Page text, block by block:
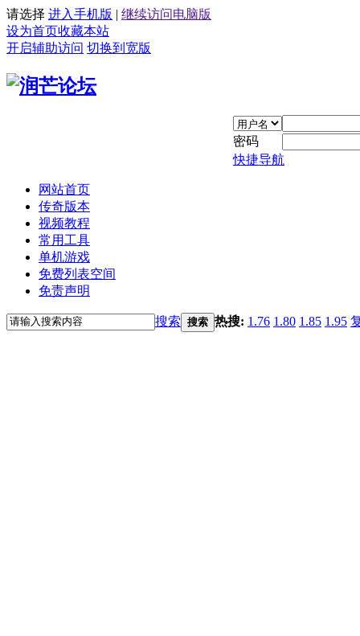
请选择 进入手机版 | 继续访问电脑版
设为首页收藏本站
开启辅助访问 切换到宽版
密码
快捷导航
网站首页
传奇版本
视频教程
常用工具
单机游戏
免费列表空间
免责声明
搜索 搜索 热搜: 1.76 1.80 1.85 1.95